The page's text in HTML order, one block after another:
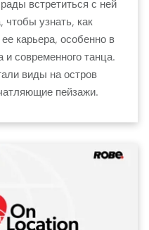
встретиться с ней
чтобы узнать, как
карьера, особенно в
и современного танца.
виды на остров
пейзажи.